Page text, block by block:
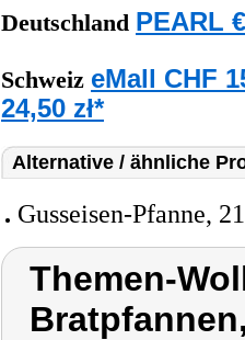
Deutschland PEARL
Schweiz eMall CHF
24,50 zł*
Alternative / ähnliche
Gusseisen-Pfanne,
Themen-